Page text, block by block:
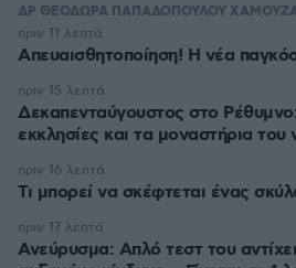
ΔΡ ΘΕΟΔΩΡΑ ΠΑΠΑΔΟΠΟΥΛΟΥ
Απευαισθητοποίηση! Η νέα
πριν 11 λεπτά
Δεκαπενταύγουστος στo
εκκλησίες και τα μοναστήρια του
πριν 15 λεπτά
Τι μπορεί να σκέφτεται ένας
πριν 16 λεπτά
Ανεύρυσμα: Απλό τεστ του
πριν 17 λεπτά